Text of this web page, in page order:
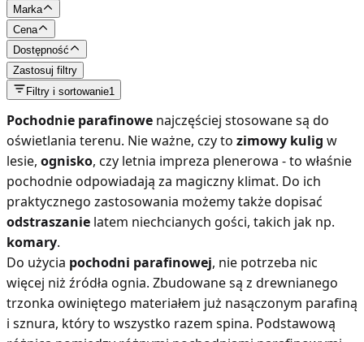
Marka
Cena
Dostępność
Zastosuj filtry
Filtry i sortowanie1
Pochodnie parafinowe najczęściej stosowane są do
oświetlania terenu. Nie ważne, czy to zimowy kulig w
lesie, ognisko, czy letnia impreza plenerowa - to właśnie
pochodnie odpowiadają za magiczny klimat. Do ich
praktycznego zastosowania możemy także dopisać
odstraszanie latem niechcianych gości, takich jak np.
komary.
Do użycia pochodni parafinowej, nie potrzeba nic
więcej niż źródła ognia. Zbudowane są z drewnianego
trzonka owiniętego materiałem już nasączonym parafiną
i sznura, który to wszystko razem spina. Podstawową